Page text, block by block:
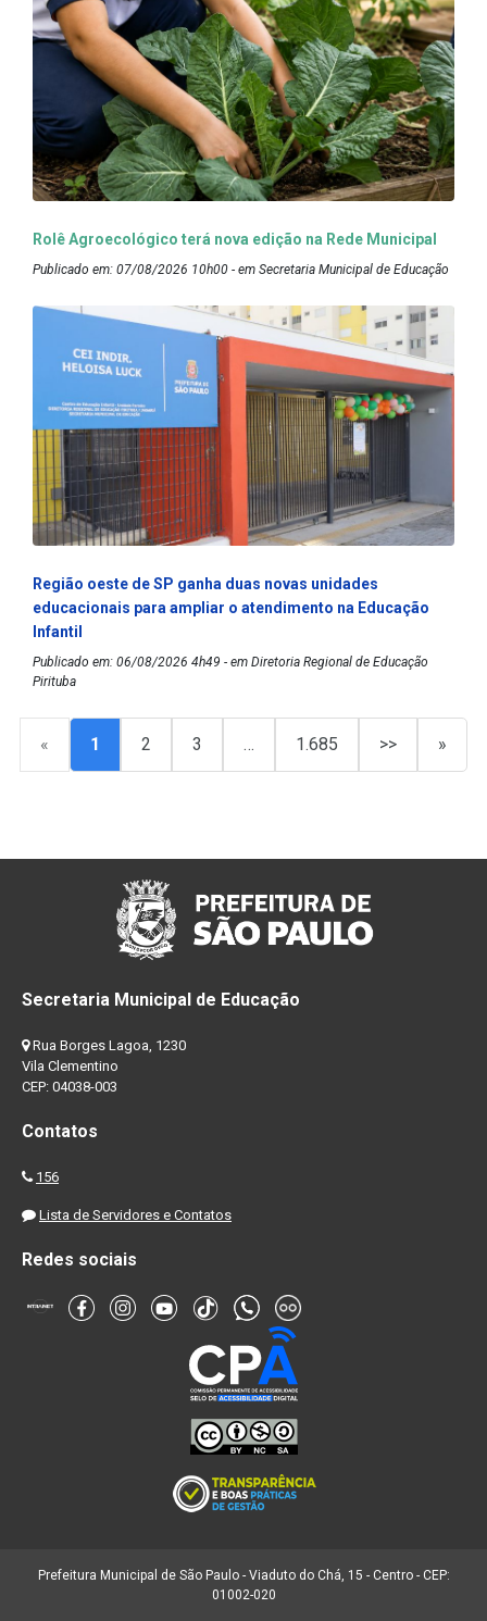
Rolê Agroecológico terá nova edição na Rede Municipal
Publicado em: 07/08/2026 10h00 - em Secretaria Municipal de Educação
Região oeste de SP ganha duas novas unidades
educacionais para ampliar o atendimento na Educação
Infantil
Publicado em: 06/08/2026 4h49 - em Diretoria Regional de Educação
Pirituba
« 1 2 3 … 1.685 >> »
Secretaria Municipal de Educação
Rua Borges Lagoa, 1230
Vila Clementino
CEP: 04038-003
Contatos
156
Lista de Servidores e Contatos
Redes sociais
Prefeitura Municipal de São Paulo - Viaduto do Chá, 15 - Centro - CEP:
01002-020